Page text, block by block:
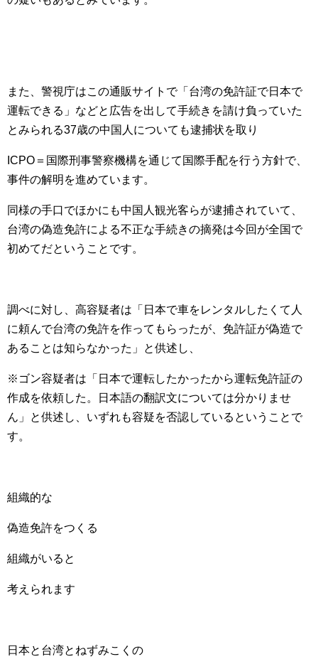
また、警視庁はこの通販サイトで「台湾の免許証で日本で
運転できる」などと広告を出して手続きを請け負っていた
とみられる37歳の中国人についても逮捕状を取り
ICPO＝国際刑事警察機構を通じて国際手配を行う方針で、
事件の解明を進めています。
同様の手口でほかにも中国人観光客らが逮捕されていて、
台湾の偽造免許による不正な手続きの摘発は今回が全国で
初めてだということです。
調べに対し、高容疑者は「日本で車をレンタルしたくて人
に頼んで台湾の免許を作ってもらったが、免許証が偽造で
あることは知らなかった」と供述し、
※ゴン容疑者は「日本で運転したかったから運転免許証の
作成を依頼した。日本語の翻訳文については分かりませ
ん」と供述し、いずれも容疑を否認しているということで
す。
組織的な
偽造免許をつくる
組織がいると
考えられます
日本と台湾とねずみこくの